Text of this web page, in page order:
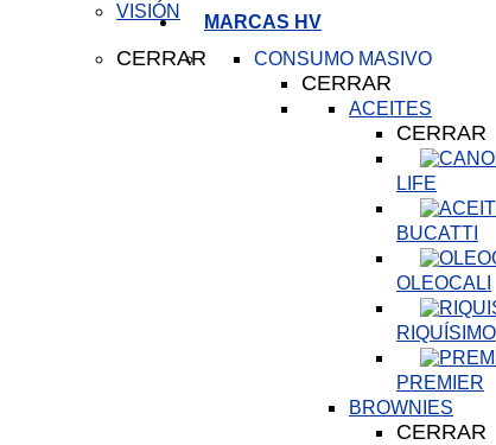
VISIÓN
MARCAS HV
CERRAR CONSUMO MASIVO
CERRAR
ACEITES
CERRAR
LIFE
BUCATTI
OLEOCALI
RIQUÍSIMO
PREMIER
BROWNIES
CERRAR